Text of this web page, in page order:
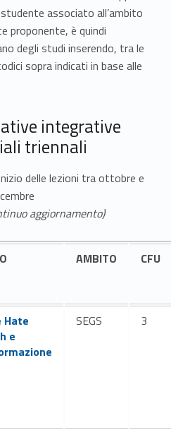
associato all’ambito
proponente, è quindi
degli studi inserendo, tra le
sopra indicati in base alle
integrative
triennali
delle lezioni tra ottobre e
aggiornamento)
AMBITO CFU
Hate
e
SEGS 3